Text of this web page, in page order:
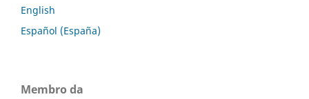
English
Español (España)
Membro da